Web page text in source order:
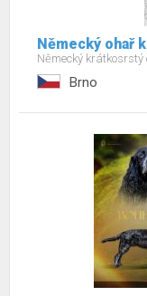
Německý ohař
Německý krátkosrstý
Brno